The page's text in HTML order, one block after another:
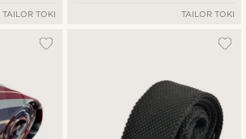
TAILOR TOKI TAILOR TOKI